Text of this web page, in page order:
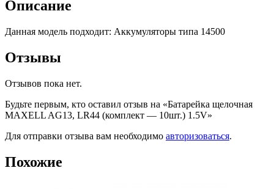
Описание
Данная модель подходит: Аккумуляторы типа 14500
Отзывы
Отзывов пока нет.
Будьте первым, кто оставил отзыв на «Батарейка щелочная
MAXELL AG13, LR44 (комплект — 10шт.) 1.5V»
Для отправки отзыва вам необходимо авторизоваться.
Похожие